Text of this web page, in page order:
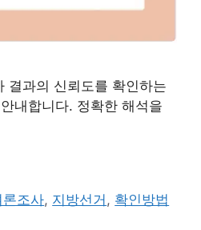
결과의 신뢰도를 확인하는
내합니다. 정확한 해석을
론조사, 지방선거 , 확인방법